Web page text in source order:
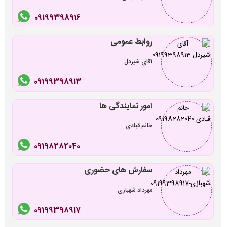
09199398916
روابط عمومی
آقای شیردل
09199398913
امور نمایندگی ها
خانم قبادی
09198282040
سفارش های حضوری
مهرداد شهبازی
09199398917